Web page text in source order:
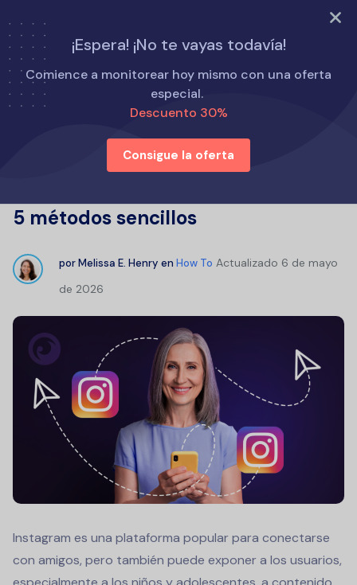
PRUEBA AHORA
¡Espera! ¡No te vayas todavía!
Comience a monitorear hoy mismo con una oferta
especial.
Descuento 30%
Consigue la oferta
Inicio
Cómo
Cómo ver los chats de otros usuarios en Instagram sin
esfuerzo: 5 métodos sencillos
Cómo ver los chats de otros
5 métodos sencillos
porMelissa E. Henry en How To Actualizado 6 de mayo
de 2026
Instagram es una plataforma popular para conectarse
con amigos, pero también puede exponer a los usuarios,